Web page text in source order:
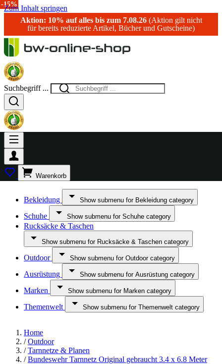
Zum Inhalt springen
Aktion: 10% auf alles bis zum 7.08.26(Aktion gilt nicht
für bereits reduzierte Artikel, Bücher und Gutscheine)
Suchbegriff ...
Warenkorb
Bekleidung Show submenu for Bekleidung category
Schuhe Show submenu for Schuhe category
Rucksäcke & Taschen
Show submenu for Rucksäcke & Taschen category
Outdoor Show submenu for Outdoor category
Ausrüstung Show submenu for Ausrüstung category
Marken Show submenu for Marken category
Themenwelt Show submenu for Themenwelt category
Home
/ Outdoor
/ Tarnnetze & Planen
/ Bundeswehr Tarnnetz Original gebraucht 3.4 x 6.8 Meter
-15%